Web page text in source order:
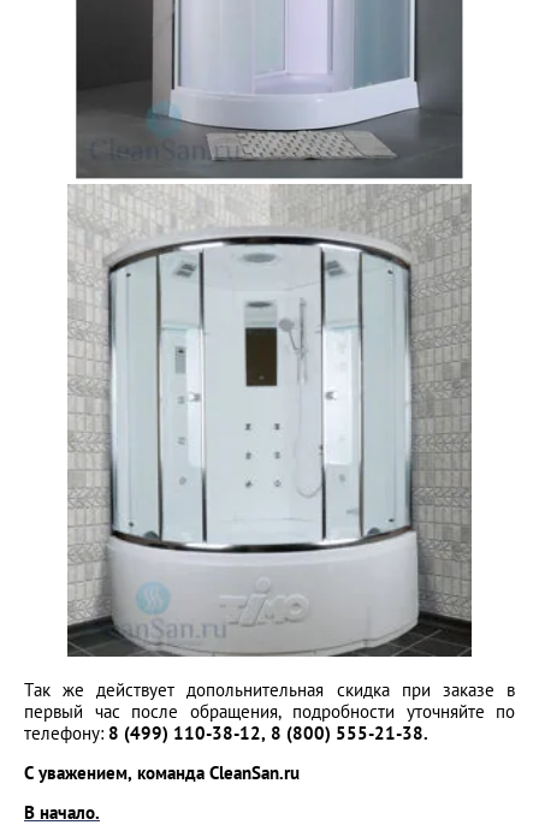
Так же действует допольнительная скидка при заказе в
первый час после обращения, подробности уточняйте по
телефону: 8 (499) 110-38-12, 8 (800) 555-21-38.
С уважением, команда CleanSan.ru
В начало.